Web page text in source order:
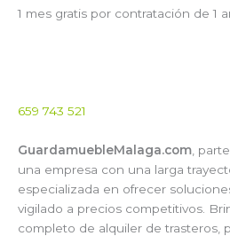
1 mes gratis por contratación de 1
659 743 521
GuardamuebleMalaga.com ,
una empresa con una larga
especializada en ofrecer
vigilado a precios competitivos.
completo de alquiler de trasteros,